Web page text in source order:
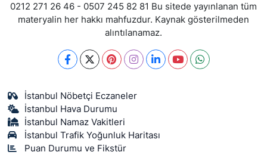
0212 271 26 46 - 0507 245 82 81 Bu sitede yayınlanan tüm
materyalin her hakkı mahfuzdur. Kaynak gösterilmeden
alıntılanamaz.
İstanbul Nöbetçi Eczaneler
İstanbul Hava Durumu
İstanbul Namaz Vakitleri
İstanbul Trafik Yoğunluk Haritası
Puan Durumu ve Fikstür